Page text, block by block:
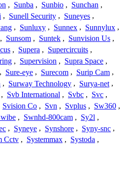
, Sunba , Sunbio , Sunchan ,
, Sunell Security , Suneyes ,
, Sunluxy , Sunnex , Sunnylux ,
, Sunsom , Suntek , Sunvision Us ,
, Supera , Supercircuits ,
, Supervision , Supra Space ,
, Sure-eye , Surecom , Surip Cam ,
, Surway Technology , Surya-net ,
, Svb International , Svbc , Svc ,
Svision Co , Svn , Svplus , Sw360 ,
, Swnhd-800cam , Sy2l ,
, Syneye , Synshore , Syny-snc ,
Cctv , Systemmax , Systoda ,